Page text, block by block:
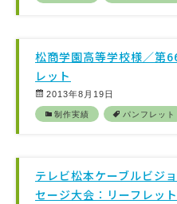
松商学園高等学校様／第
レット
2013年8月19日
制作実績 パンフレット
テレビ松本ケーブルビジ
セージ大会：リーフレッ